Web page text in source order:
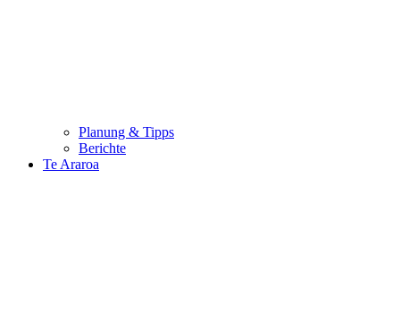
Planung & Tipps
Berichte
Te Araroa